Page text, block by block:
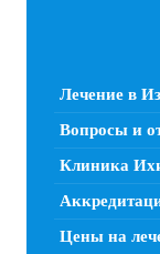
Лечение в
Вопросы и
Клиника
Цены на